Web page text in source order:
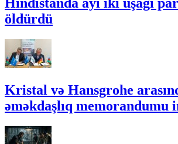
Hindistanda ayı iki uşağı
öldürdü
Kristal və Hansgrohe
əməkdaşlıq memorandumu